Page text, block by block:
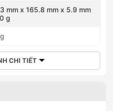
mm x 165.8 mm x 5.9 mm
g
CHI TIẾT